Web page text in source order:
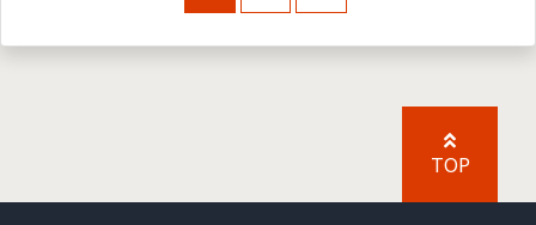
TOP